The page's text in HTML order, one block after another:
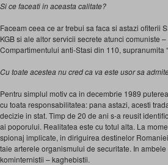
Si ce faceati in aceasta calitate?
Faceam ceea ce ar trebui sa faca si astazi ofiterii
KGB si ale altor servicii secrete atunci comuniste
Compartimentului anti-Stasi din 110, supranumita
Cu toate acestea nu cred ca va este usor sa
Pentru simplul motiv ca in decembrie 1989
cu toata respon­sabilitatea: pana astazi, acesti
decizie in stat. Timp de 20 de ani s-a reusit
ai poporului. Realitatea este cu totul alta. La
spionaj implicate, in diriguirea destinelor
taie arterele organismului de securitate. In
kominternistii – kaghebistii.